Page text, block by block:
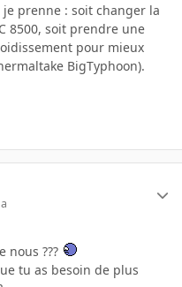
prenne : soit changer la
8500, soit prendre une
pour mieux
BigTyphoon).
nous ???
tu as besoin de plus